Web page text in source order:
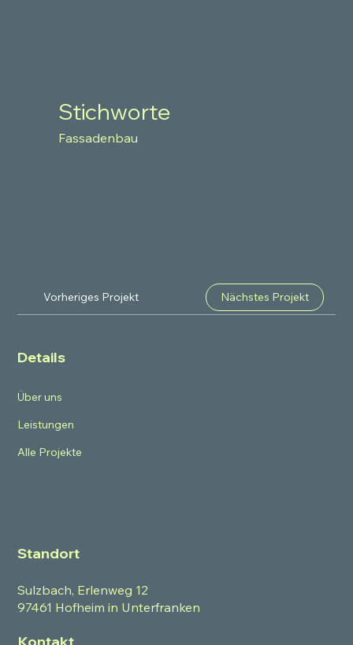
Stichworte
Fassadenbau
Vorheriges Projekt Nächstes Projekt
Details
Über uns
Leistungen
Alle Projekte
Standort
Sulzbach, Erlenweg 12
97461 Hofheim in Unterfranken